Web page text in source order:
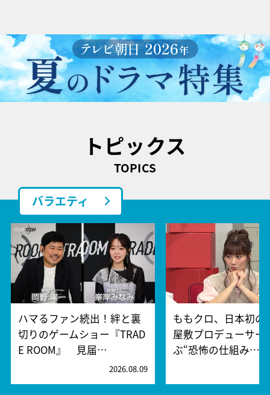
トピックス
TOPICS
バラエティ
ハマるファン続出！絆と裏
切りのゲームショー『TRAD
E ROOM』 見届…
2026.08.09
ももクロ、日本初の
屋敷プロデューサー
ぶ“恐怖の仕組み…